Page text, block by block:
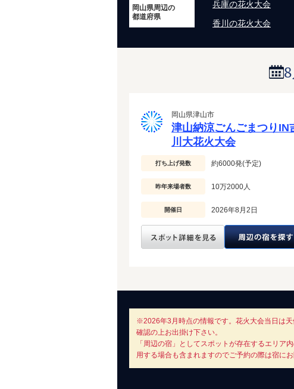
岡山県周辺の
都道府県
兵庫の花火大会
香川の花火大会
岡山県津山市
津山納涼ごんごまつりIN
川大花火大会
打ち上げ発数 約6000発(予定)
昨年来場者数 10万2000人
開催日 2026年8月2日
※2026年3月時点の情報です。花火大会当日は
確認の上お出掛け下さい。
「周辺の宿」としてスポットが存在するエリア
用する場合も含まれますのでご予約の際は宿に